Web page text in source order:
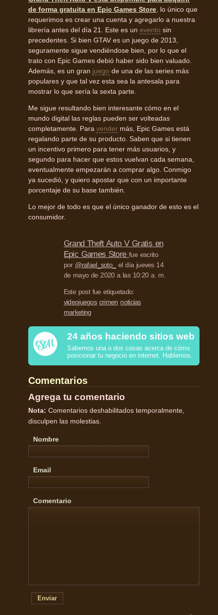
de forma gratuita en Epic Games Store, lo único que
requerimos es crear una cuenta y agregarlo a nuestra
librería antes del día 21. Este es un evento sin
precedentes. Si bien GTAV es un juego de 2013,
seguramente sigue vendiéndose bien, por lo que el
trato con Epic Games debió haber sido bien valuado.
Además, es un gran juego de una de las series más
populares y que tal vez esta sea la antesala para
mostrar lo que sería la sexta parte.
Me sigue resultando bien interesante cómo en el
mundo digital las reglas pueden ser volteadas
completamente. Para vender más, Epic Games está
regalando parte de su producto. Saben que si tienen
un incentivo primero para tener más usuarios, y
segundo para hacer que estos vuelvan cada semana,
eventualmente empezarán a comprar algo. Conmigo
ya sucedió, y quiero apostar que con un importante
porcentaje de su base también.
Lo mejor de todo es que el único ganador de esto es el
consumidor.
Grand Theft Auto V Gratis en
Epic Games Storefue escrito
por @rafael_soto_
el día jueves 14
de mayo de 2020 a las 10:20 a. m.
Este post fue etiquetado:
videojuegos crimen noticias
marketing
24 años haciendo sitios web
Sabemos una o dos cosas acerca de cómo
posicionar tu negocio en internet. Hablemos.
Comentarios
Agrega tu comentario
Nota: Comentarios deshabilitados temporalmente,
disculpen las molestias.
Nombre
Email
Comentario
Enviar